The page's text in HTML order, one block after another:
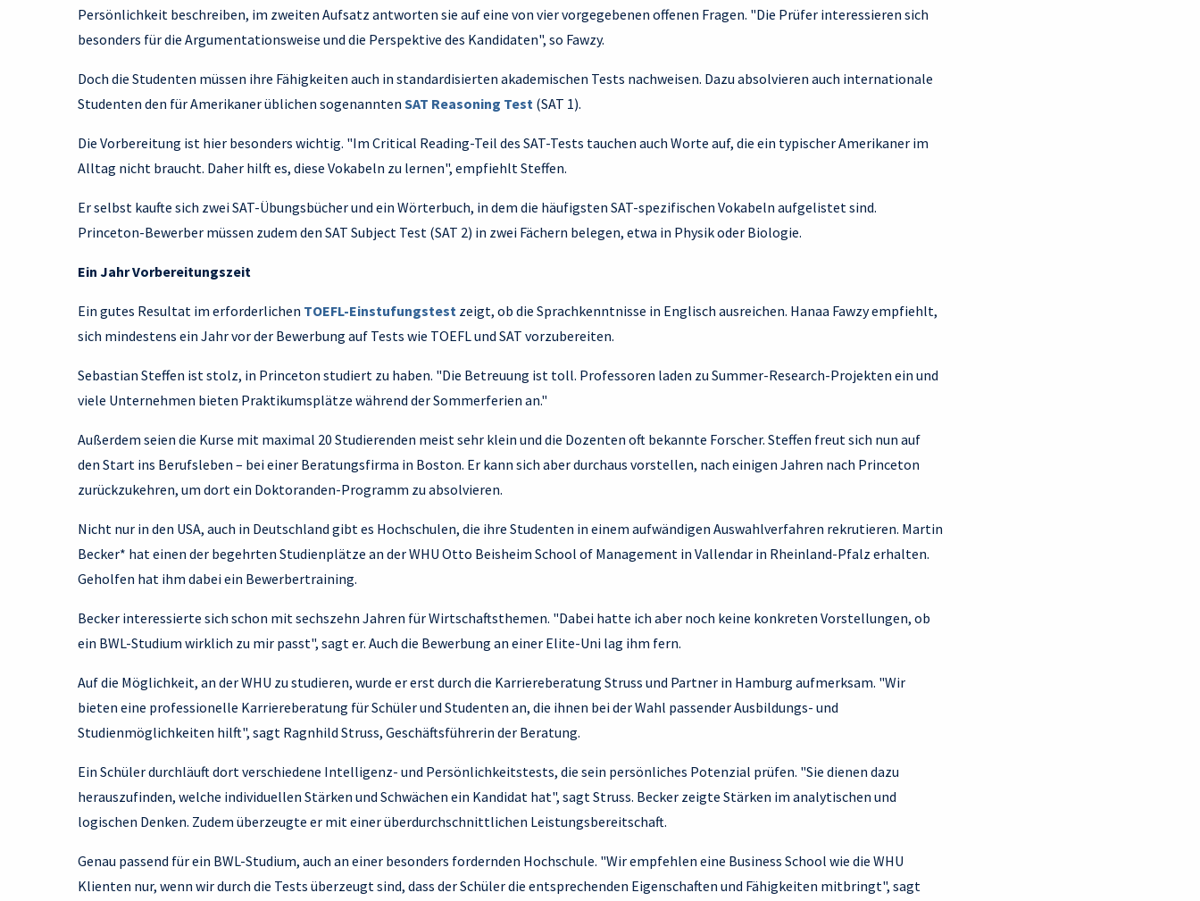
Persönlichkeit beschreiben, im zweiten Aufsatz antworten sie auf eine von vier vorgegebenen offenen Fragen. "Die Prüfer interessieren sich
besonders für die Argumentationsweise und die Perspektive des Kandidaten", so Fawzy.
Doch die Studenten müssen ihre Fähigkeiten auch in standardisierten akademischen Tests nachweisen. Dazu absolvieren auch internationale
Studenten den für Amerikaner üblichen sogenannten SAT Reasoning Test (SAT 1).
Die Vorbereitung ist hier besonders wichtig. "Im Critical Reading-Teil des SAT-Tests tauchen auch Worte auf, die ein typischer Amerikaner im
Alltag nicht braucht. Daher hilft es, diese Vokabeln zu lernen", empfiehlt Steffen.
Er selbst kaufte sich zwei SAT-Übungsbücher und ein Wörterbuch, in dem die häufigsten SAT-spezifischen Vokabeln aufgelistet sind.
Princeton-Bewerber müssen zudem den SAT Subject Test (SAT 2) in zwei Fächern belegen, etwa in Physik oder Biologie.
Ein Jahr Vorbereitungszeit
Ein gutes Resultat im erforderlichen TOEFL-Einstufungstest zeigt, ob die Sprachkenntnisse in Englisch ausreichen. Hanaa Fawzy empfiehlt,
sich mindestens ein Jahr vor der Bewerbung auf Tests wie TOEFL und SAT vorzubereiten.
Sebastian Steffen ist stolz, in Princeton studiert zu haben. "Die Betreuung ist toll. Professoren laden zu Summer-Research-Projekten ein und
viele Unternehmen bieten Praktikumsplätze während der Sommerferien an."
Außerdem seien die Kurse mit maximal 20 Studierenden meist sehr klein und die Dozenten oft bekannte Forscher. Steffen freut sich nun auf
den Start ins Berufsleben – bei einer Beratungsfirma in Boston. Er kann sich aber durchaus vorstellen, nach einigen Jahren nach Princeton
zurückzukehren, um dort ein Doktoranden-Programm zu absolvieren.
Nicht nur in den USA, auch in Deutschland gibt es Hochschulen, die ihre Studenten in einem aufwändigen Auswahlverfahren rekrutieren. Martin
Becker* hat einen der begehrten Studienplätze an der WHU Otto Beisheim School of Management in Vallendar in Rheinland-Pfalz erhalten.
Geholfen hat ihm dabei ein Bewerbertraining.
Becker interessierte sich schon mit sechszehn Jahren für Wirtschaftsthemen. "Dabei hatte ich aber noch keine konkreten Vorstellungen, ob
ein BWL-Studium wirklich zu mir passt", sagt er. Auch die Bewerbung an einer Elite-Uni lag ihm fern.
Auf die Möglichkeit, an der WHU zu studieren, wurde er erst durch die Karriereberatung Struss und Partner in Hamburg aufmerksam. "Wir
bieten eine professionelle Karriereberatung für Schüler und Studenten an, die ihnen bei der Wahl passender Ausbildungs- und
Studienmöglichkeiten hilft", sagt Ragnhild Struss, Geschäftsführerin der Beratung.
Ein Schüler durchläuft dort verschiedene Intelligenz- und Persönlichkeitstests, die sein persönliches Potenzial prüfen. "Sie dienen dazu
herauszufinden, welche individuellen Stärken und Schwächen ein Kandidat hat", sagt Struss. Becker zeigte Stärken im analytischen und
logischen Denken. Zudem überzeugte er mit einer überdurchschnittlichen Leistungsbereitschaft.
Genau passend für ein BWL-Studium, auch an einer besonders fordernden Hochschule. "Wir empfehlen eine Business School wie die WHU
Klienten nur, wenn wir durch die Tests überzeugt sind, dass der Schüler die entsprechenden Eigenschaften und Fähigkeiten mitbringt", sagt